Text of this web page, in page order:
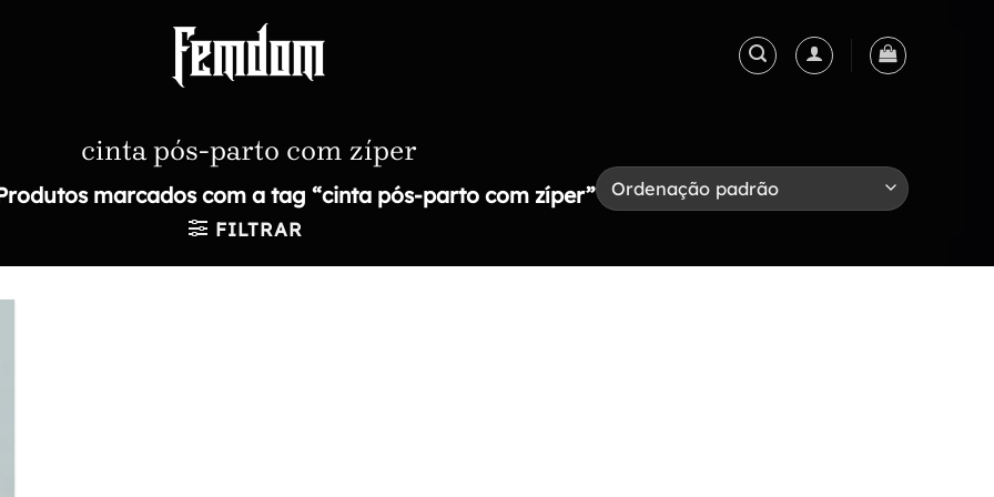
cinta pós-parto com zíper
marcados com a tag “cinta pós-parto com zíper”
FILTRAR